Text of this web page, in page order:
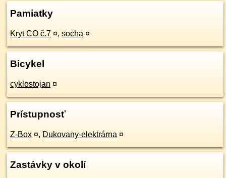
Pamiatky
Kryt CO č.7 ¤, socha ¤
Bicykel
cyklostojan ¤
Prístupnosť
Z-Box ¤, Dukovany-elektrárna ¤
Zastávky v okolí